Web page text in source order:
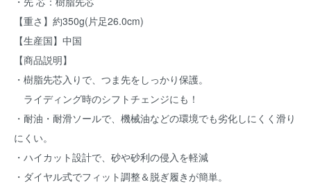
【重さ】約350g(片足26.0cm)
【生産国】中国
【商品説明】
・樹脂先芯入りで、つま先をしっかり保護。
ライディング時のシフトチェンジにも！
・耐油・耐滑ソールで、機械油などの環境でも劣化しにくく滑り
にくい。
・ハイカット設計で、砂や砂利の侵入を軽減
・ダイヤル式でフィット調整＆脱ぎ履きが簡単。